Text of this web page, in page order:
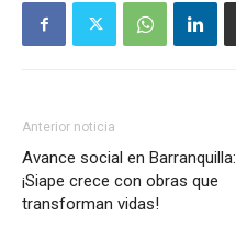
Anterior noticia
Avance social en Barranquilla:
¡Siape crece con obras que
transforman vidas!